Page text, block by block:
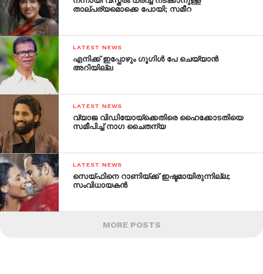
താല്പര്യമൊക്കെ പോയി; സമീറ
LATEST NEWS
എനിക്ക് ഇപ്പോഴും ഗൂഗിള്‍ പേ ചെയ്യാന്‍
അറിയില്ല
LATEST NEWS
വ്യാജ വിഡിയോയ്ക്കെതിരെ ഹൈക്കോടതിയെ
സമീപിച്ച് നാഗ ചൈതന്യ
LATEST NEWS
സെയ്ഫിനെ റാണിയ്ക്ക് ഇഷ്ടമായിരുന്നില്ല;
സംവിധായകന്‍
MORE POSTS